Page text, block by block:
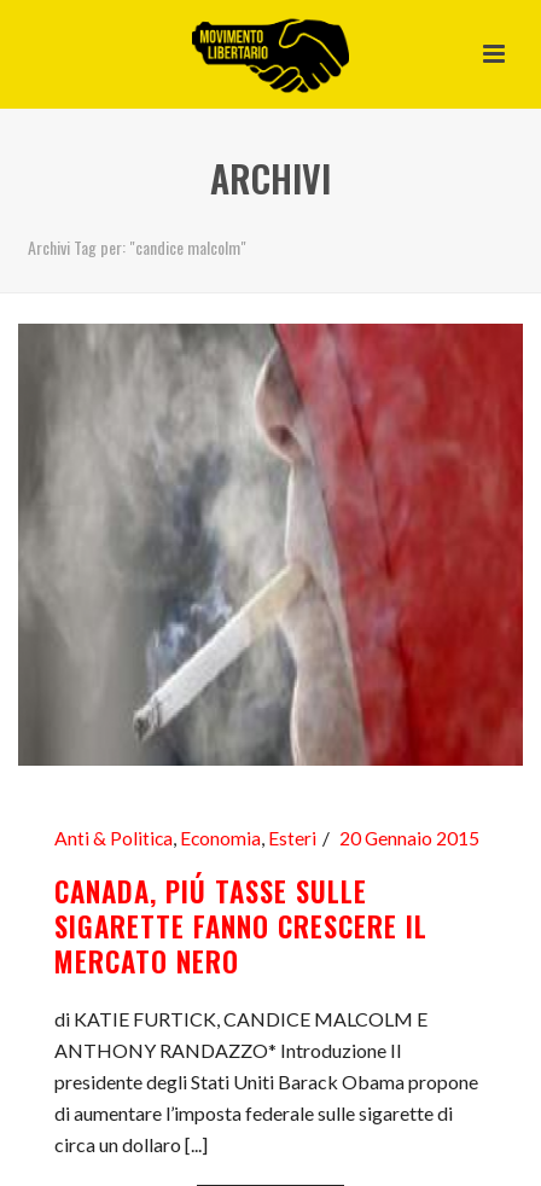
ARCHIVI
Archivi Tag per: "candice malcolm"
Anti & Politica, Economia, Esteri 20 Gennaio 2015
CANADA, PIÚ TASSE SULLE
SIGARETTE FANNO CRESCERE IL
MERCATO NERO
di KATIE FURTICK, CANDICE MALCOLM E
ANTHONY RANDAZZO* Introduzione Il
presidente degli Stati Uniti Barack Obama propone
di aumentare l’imposta federale sulle sigarette di
circa un dollaro [...]